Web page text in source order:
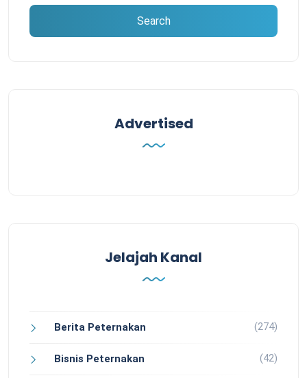
Advertised
Jelajah Kanal
Berita Peternakan (274)
Bisnis Peternakan (42)